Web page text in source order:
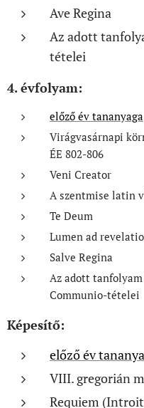
Ave Regina
Az adott
tételei
4. évfolyam:
előző év tananyaga
Virágvasárnapi
ÉE 802-806
Veni Creator
A szentmise latin
Te Deum
Lumen ad
Salve Regina
Az adott
Communio-tételei
Képesítő:
előző év
VIII. gregorián
Requiem